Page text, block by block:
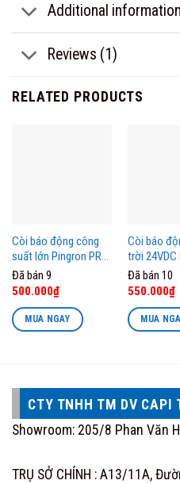
Additional information
Reviews (1)
RELATED PRODUCTS
Còi báo động công
suất lớn Pingron PR-
S03
Đã bán 9
Original
was:
546.000₫.
500.000₫Current
is:
500.000₫.
MUA NGAY
Còi báo
trời 24VDC
Đã bán 10
Original
was:
660.000₫.
550.000₫
MUA
CTY TNHH TM DV CAPI
Showroom: 205/8 Phan Văn
TRỤ SỞ CHÍNH : A13/11A,